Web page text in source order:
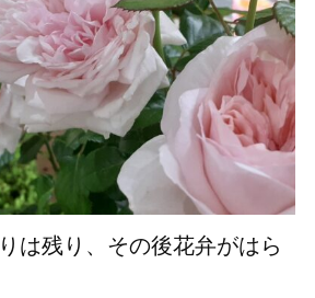
は残り、その後花弁がはら